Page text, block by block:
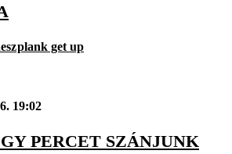
plank get up
19:02
PERCET SZÁNJUNK